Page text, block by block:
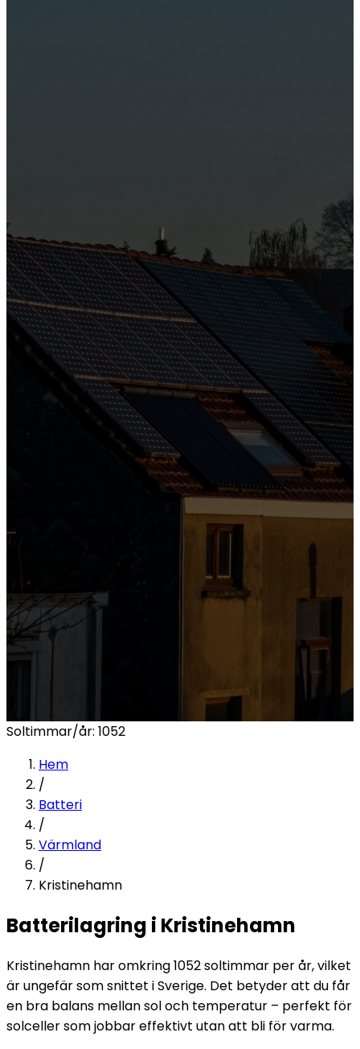
Soltimmar/år: 1052
Hem
/
Batteri
/
Värmland
/
Kristinehamn
Batterilagring i Kristinehamn
Kristinehamn har omkring 1052 soltimmar per år, vilket
är ungefär som snittet i Sverige. Det betyder att du får
en bra balans mellan sol och temperatur – perfekt för
solceller som jobbar effektivt utan att bli för varma.